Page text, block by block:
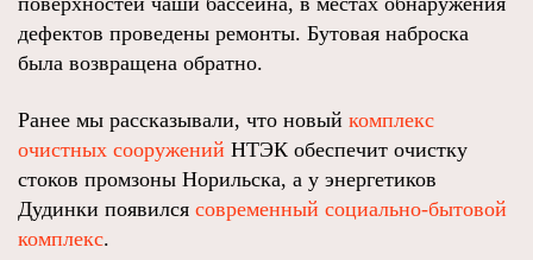
дефектов проведены ремонты. Бутовая наброска
была возвращена обратно.
Ранее мы рассказывали, что новый комплекс
очистных сооружений НТЭК обеспечит очистку
стоков промзоны Норильска, а у энергетиков
Дудинки появился современный социально-бытовой
комплекс.